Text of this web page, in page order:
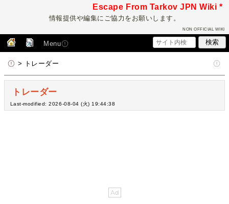
Escape From Tarkov JPN Wiki *
情報提供や編集にご協力をお願いします。
NON OFFICIAL WIKI
Menu
> トレーダー
トレーダー
Last-modified: 2026-08-04 (火) 19:44:38